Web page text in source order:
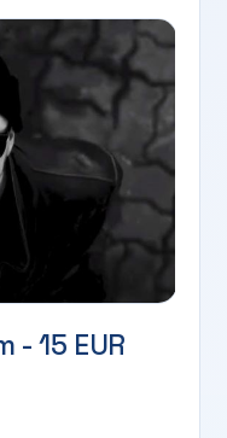
- 15 EUR